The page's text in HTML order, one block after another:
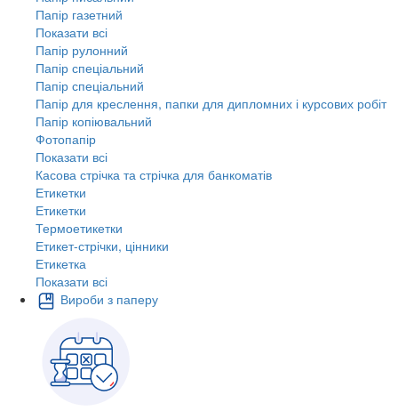
Папір газетний
Показати всі
Папір рулонний
Папір спеціальний
Папір спеціальний
Папір для креслення, папки для дипломних і курсових робіт
Папір копіювальний
Фотопапір
Показати всі
Касова стрічка та стрічка для банкоматів
Етикетки
Етикетки
Термоетикетки
Етикет-стрічки, цінники
Етикетка
Показати всі
Вироби з паперу